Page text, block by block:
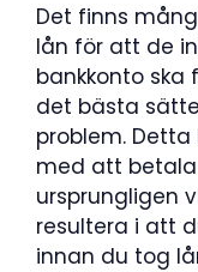
Det finns
lån för att de
bankkonto
det bästa
problem.
med att
ursprungligen
resultera i att
innan du tog